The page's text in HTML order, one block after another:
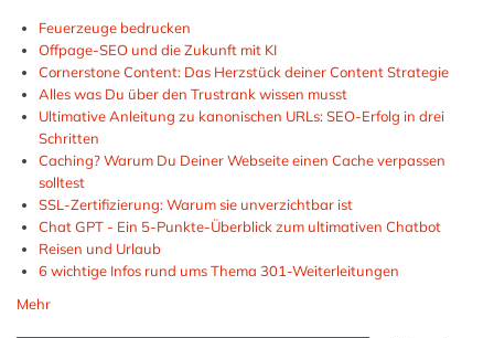
Feuerzeuge bedrucken
Offpage-SEO und die Zukunft mit KI
Cornerstone Content: Das Herzstück deiner Content Strategie
Alles was Du über den Trustrank wissen musst
Ultimative Anleitung zu kanonischen URLs: SEO-Erfolg in drei
Schritten
Caching? Warum Du Deiner Webseite einen Cache verpassen
solltest
SSL-Zertifizierung: Warum sie unverzichtbar ist
Chat GPT - Ein 5-Punkte-Überblick zum ultimativen Chatbot
Reisen und Urlaub
6 wichtige Infos rund ums Thema 301-Weiterleitungen
Mehr